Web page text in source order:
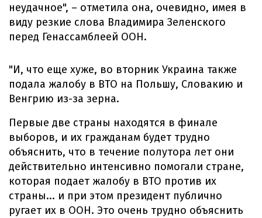
неудачное", – отметила она, очевидно, имея в
виду резкие слова Владимира Зеленского
перед Генассамблеей ООН.
"И, что еще хуже, во вторник Украина также
подала жалобу в ВТО на Польшу, Словакию и
Венгрию из-за зерна.
Первые две страны находятся в финале
выборов, и их гражданам будет трудно
объяснить, что в течение полутора лет они
действительно интенсивно помогали стране,
которая подает жалобу в ВТО против их
страны... и при этом президент публично
ругает их в ООН. Это очень трудно объяснить